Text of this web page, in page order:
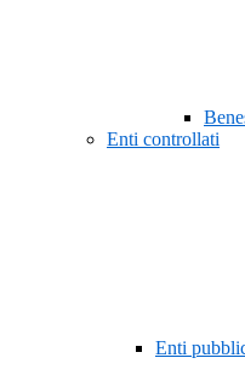
Enti controllati
Enti